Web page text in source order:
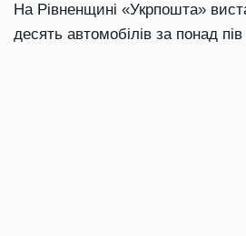
На Рівненщині «Укрпошта»
десять автомобілів за понад